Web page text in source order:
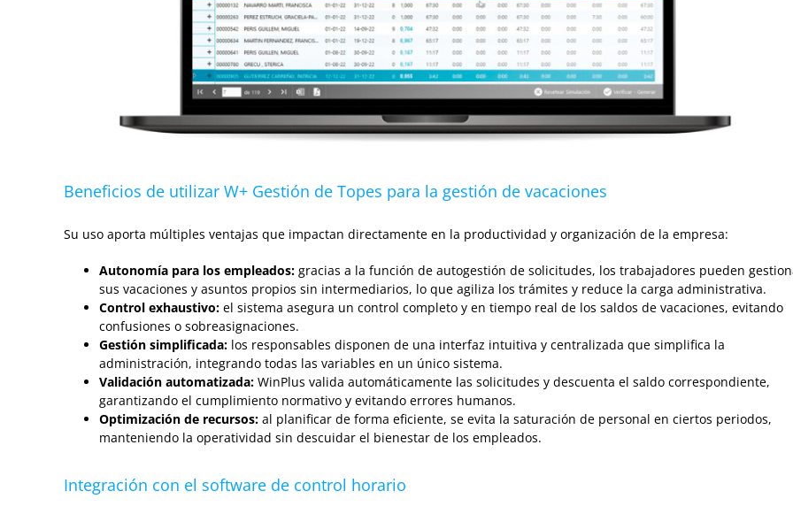
Beneficios de utilizar W+ Gestión de Topes para la gestión de vacaciones
Su uso aporta múltiples ventajas que impactan directamente en la productividad y organización de la empresa:
Autonomía para los empleados: gracias a la función de autogestión de solicitudes, los trabajadores pueden
sus vacaciones y asuntos propios sin intermediarios, lo que agiliza los trámites y reduce la carga administrativa.
Control exhaustivo: el sistema asegura un control completo y en tiempo real de los saldos de vacaciones, evitando
confusiones o sobreasignaciones.
Gestión simplificada: los responsables disponen de una interfaz intuitiva y centralizada que simplifica la
administración, integrando todas las variables en un único sistema.
Validación automatizada: WinPlus valida automáticamente las solicitudes y descuenta el saldo correspondiente,
garantizando el cumplimiento normativo y evitando errores humanos.
Optimización de recursos: al planificar de forma eficiente, se evita la saturación de personal en ciertos periodos,
manteniendo la operatividad sin descuidar el bienestar de los empleados.
Integración con el software de control horario